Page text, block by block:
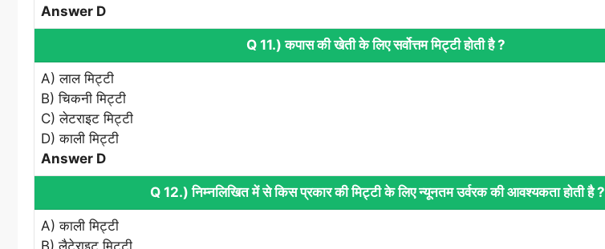
Answer D
Q 11.) कपास की खेती के लिए सर्वोत्तम मिट्टी होती है ?
A) लाल मिट्टी
B) चिकनी मिट्टी
C) लेटराइट मिट्टी
D) काली मिट्टी
Answer D
Q 12.) निम्नलिखित में से किस प्रकार की मिट्टी के लिए न्यूनतम उर्वरक की आवश्यकता होती है ?
A) काली मिट्टी
B) लैटेराइट मिट्टी